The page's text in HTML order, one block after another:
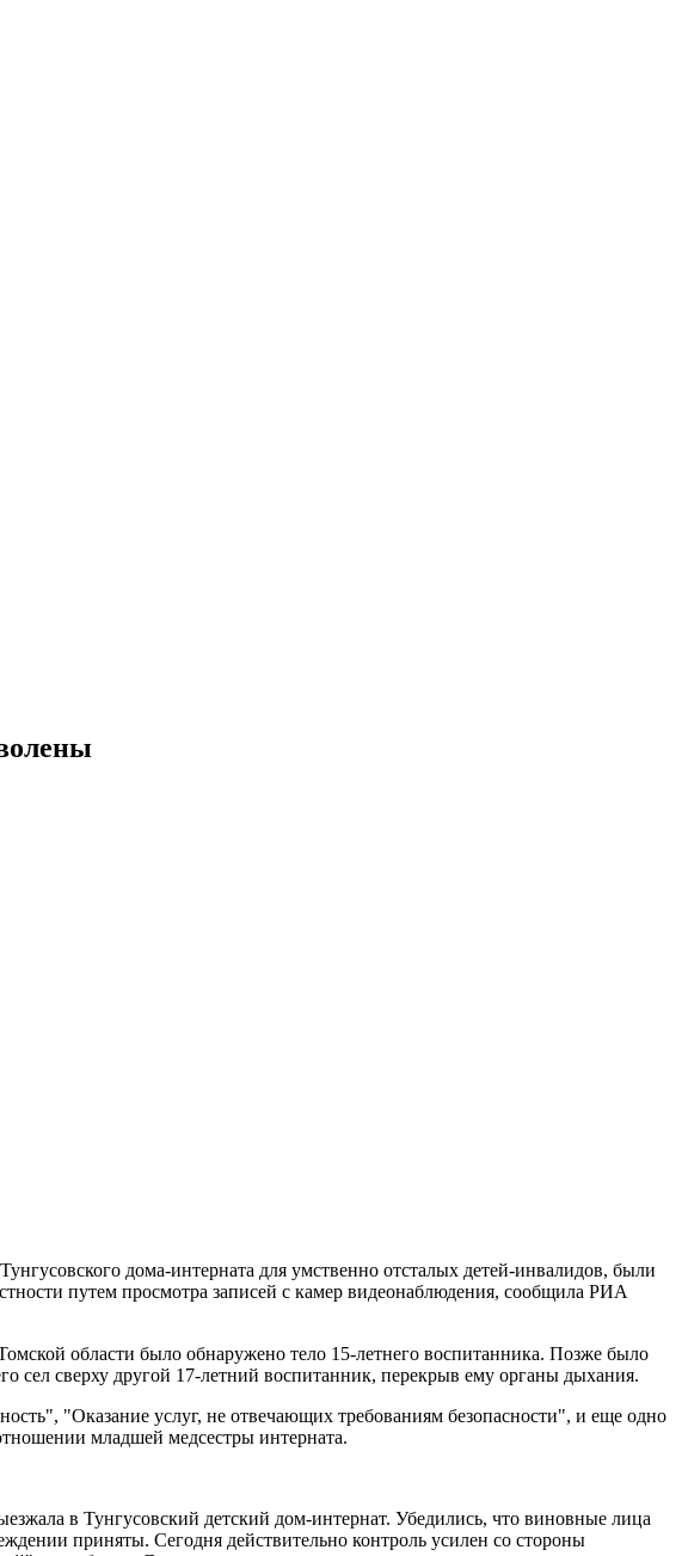
дома-интерната для умственно отсталых детей-инвалидов, были
путем просмотра записей с камер видеонаблюдения, сообщила РИА
области было обнаружено тело 15-летнего воспитанника. Позже было
сел сверху другой 17-летний воспитанник, перекрыв ему органы дыхания.
"Оказание услуг, не отвечающих требованиям безопасности", и еще одно
младшей медсестры интерната.
в Тунгусовский детский дом-интернат. Убедились, что виновные лица
приняты. Сегодня действительно контроль усилен со стороны